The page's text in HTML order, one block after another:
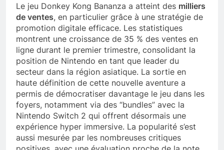
Le jeu Donkey Kong Bananza a atteint des milliers
de ventes, en particulier grâce à une stratégie de
promotion digitale efficace. Les statistiques
montrent une croissance de 35 % des ventes en
ligne durant le premier trimestre, consolidant la
position de Nintendo en tant que leader du
secteur dans la région asiatique. La sortie en
haute définition de cette nouvelle aventure a
permis de démocratiser davantage le jeu dans les
foyers, notamment via des “bundles” avec la
Nintendo Switch 2 qui offrent désormais une
expérience hyper immersive. La popularité s’est
aussi mesurée par les nombreuses critiques